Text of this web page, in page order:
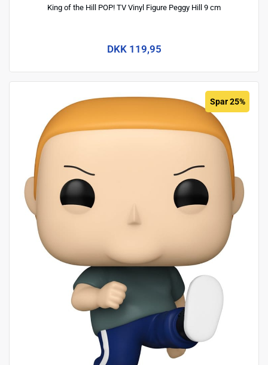
King of the Hill POP! TV Vinyl Figure Peggy Hill 9 cm
DKK 119,95
Spar 25%